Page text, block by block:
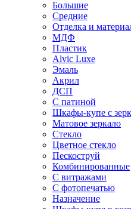
Большие
Средние
Отделка и
МДФ
Пластик
Alvic Luxe
Эмаль
Акрил
ДСП
С патиной
Шкафы-купе с
Матовое зеркало
Стекло
Цветное стекло
Пескоструй
Комбинированные
С витражами
С фотопечатью
Назначение